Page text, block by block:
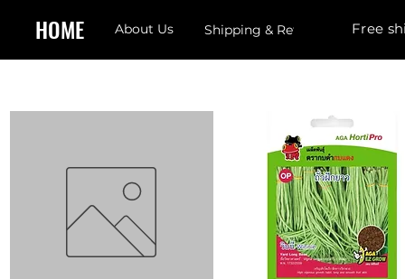
HOME About Us Shipping & Returns Free